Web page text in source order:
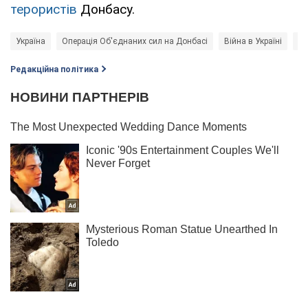
терористів Донбасу.
Україна Операція Об'єднаних сил на Донбасі Війна в Україні
Редакційна політика